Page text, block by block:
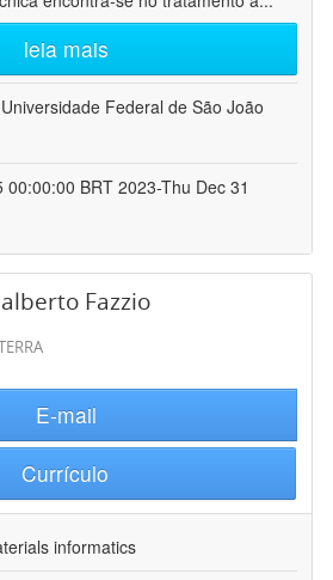
leia mais
Universidade Federal de São João
00:00:00 BRT 2023-Thu Dec 31
Fazzio
E-mail
Currículo
informatics